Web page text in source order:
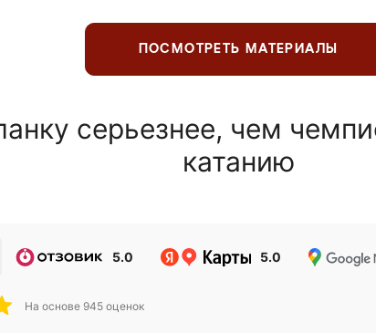
ПОСМОТРЕТЬ МАТЕРИАЛЫ
серьезнее, чем
катанию
5.0 5.0
На основе 945 оценок